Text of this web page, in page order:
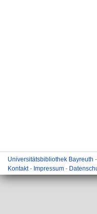
Universitätsbibliothek Bayreuth
Kontakt- Impressum -